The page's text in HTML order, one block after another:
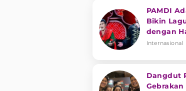
PAMDI
Bikin
dengan
Fantastis,
Internasional
Dangdut
Gebrakan